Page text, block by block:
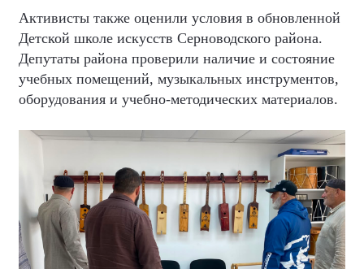
Активисты также оценили условия в обновленной
Детской школе искусств Серноводского района.
Депутаты района проверили наличие и состояние
учебных помещений, музыкальных инструментов,
оборудования и учебно-методических материалов.